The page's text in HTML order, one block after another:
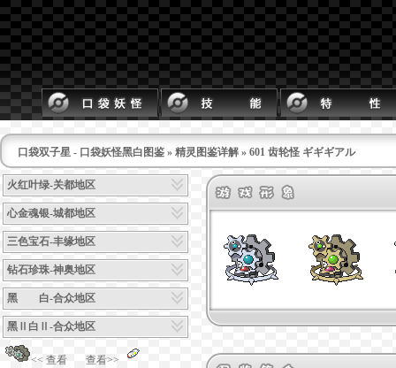
口袋双子星 - 口袋妖怪黑白图鉴 » 精灵图鉴详解 » 601 齿轮怪 ギギギアル
火红叶绿-关都地区
心金魂银-城都地区
三色宝石-丰缘地区
钻石珍珠-神奥地区
黑 白-合众地区
黑Ⅱ白Ⅱ-合众地区
<< 查看 查看>>